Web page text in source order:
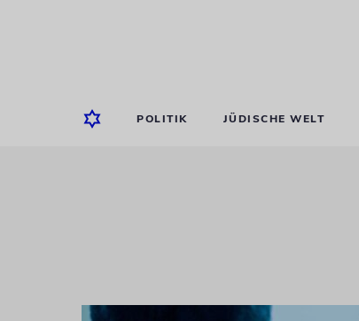
POLITIK JÜDISCHE WELT